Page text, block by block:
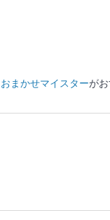
おまかせマイスターがお